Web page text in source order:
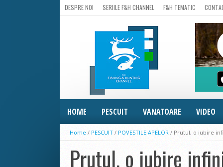
DESPRE NOI SERIILE F&H CHANNEL F&H TEMATIC
HOME PESCUIT VANATOARE VIDEO
Home / PESCUIT / POVESTILE APELOR / Prutul, o iubire
Prutul, o iubire